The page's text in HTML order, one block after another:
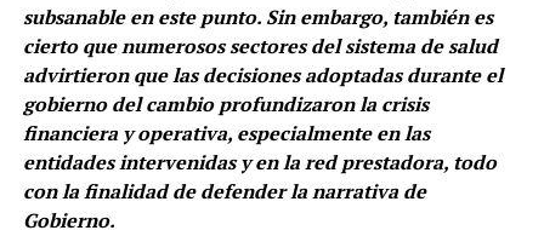
subsanable en este punto. Sin embargo, también es
cierto que numerosos sectores del sistema de salud
advirtieron que las decisiones adoptadas durante el
gobierno del cambio profundizaron la crisis
financiera y operativa, especialmente en las
entidades intervenidas y en la red prestadora, todo
con la finalidad de defender la narrativa de
Gobierno.